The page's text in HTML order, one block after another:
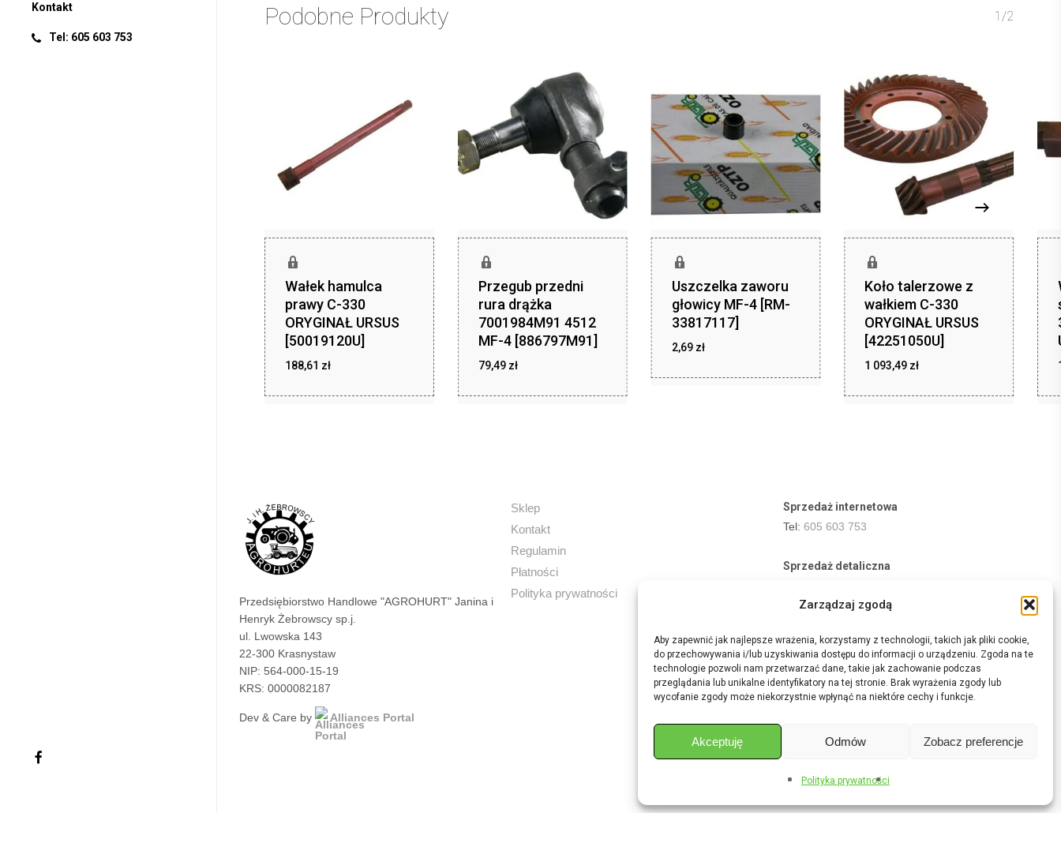
Zarządzaj zgodą
Aby zapewnić jak najlepsze wrażenia, korzystamy z technologii, takich jak pliki cookie,
do przechowywania i/lub uzyskiwania dostępu do informacji o urządzeniu. Zgoda na te
technologie pozwoli nam przetwarzać dane, takie jak zachowanie podczas
przeglądania lub unikalne identyfikatory na tej stronie. Brak wyrażenia zgody lub
wycofanie zgody może niekorzystnie wpłynąć na niektóre cechy i funkcje.
Akceptuję Odmów Zobacz preferencje
Polityka prywatności
Kontakt
Tel: 605 603 753
facebook
Podobne Produkty 1/2
Wałek hamulca
prawy C-330
ORYGINAŁ URSUS
[50019120U]
188,61 zł
Przegub przedni
rura drążka
7001984M91 4512
MF-4 [886797M91]
79,49 zł
Uszczelka zaworu
głowicy MF-4 [RM-
33817117]
2,69 zł
Koło talerzowe z
wałkiem C-330
ORYGINAŁ URSUS
[42251050U]
1 093,49 zł
1 093,49
Przedsiębiorstwo Handlowe "AGROHURT" Janina i
Henryk Żebrowscy sp.j.
ul. Lwowska 143
22-300 Krasnystaw
NIP: 564-000-15-19
KRS: 0000082187
Dev & Care by Alliances Portal
Sklep
Kontakt
Regulamin
Płatności
Polityka prywatności
Sprzedaż internetowa
Tel: 605 603 753
Sprzedaż detaliczna
E-mail:aukcje.agrohurt@gmail.com
Godziny działania sklepu
Pon–Pt: 8:00 – 16:00